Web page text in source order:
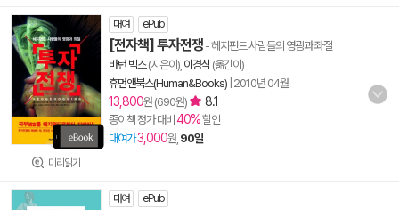
미리읽기
대여 ePub
[전자책] 투자전쟁 - 헤지펀드 사람들의 영광과 좌절
바턴 빅스(지은이), 이경식 (옮긴이)
휴먼앤북스(Human&Books) 2010년 04월
13,800원 (690원) 8.1
종이책 정가 대비 40%할인
대여가3,000원, 90일
대여 ePub